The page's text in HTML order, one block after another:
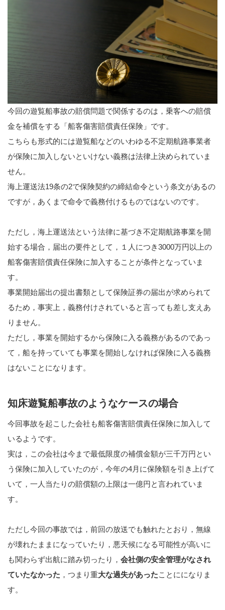
今回の遊覧船事故の賠償問題で関係するのは，乗客への賠償
金を補償をする「船客傷害賠償責任保険」です。
こちらも形式的には遊覧船などのいわゆる不定期航路事業者
が保険に加入しないといけない義務は法律上決められていま
せん。
海上運送法19条の2で保険契約の締結命令という条文があるの
ですが，あくまで命令で義務付けるものではないのです。
ただし，海上運送法という法律に基づき不定期航路事業を開
始する場合，届出の要件として，１人につき3000万円以上の
船客傷害賠償責任保険に加入することが条件となっていま
す。
事業開始届出の提出書類として保険証券の届出が求められて
るため，事実上，義務付けされていると言っても差し支えあ
りません。
ただし，事業を開始するから保険に入る義務があるのであっ
て，船を持っていても事業を開始しなければ保険に入る義務
はないことになります。
知床遊覧船事故のようなケースの場合
今回事故を起こした会社も船客傷害賠償責任保険に加入して
いるようです。
実は，この会社は今まで最低限度の補償金額が三千万円とい
う保険に加入していたのが，今年の4月に保険額を引き上げて
いて，一人当たりの賠償額の上限は一億円と言われていま
す。
ただし今回の事故では，前回の放送でも触れたとおり，無線
が壊れたままになっていたり，悪天候になる可能性が高いに
も関わらず出航に踏み切ったり， 会社側の安全管理がなされ
ていたなかった ，つまり重大な過失があったことにになりま
す。